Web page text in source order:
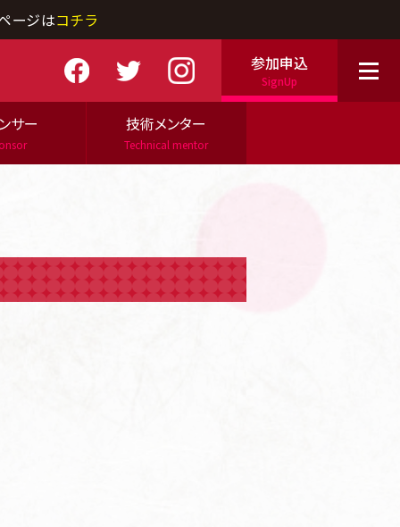
ージはコチラ
参加申込
SignUp
サー 技術メンター
Technical mentor